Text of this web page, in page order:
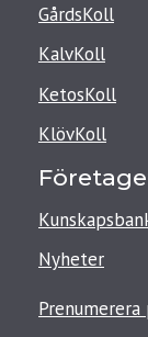
GårdsKoll
KalvKoll
KetosKoll
KlövKoll
Nyheter